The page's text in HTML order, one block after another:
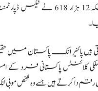
ریٹرن فائلر ہیں جبکہ 12 ہزار
پائنیر انک پاکستان میں
کلائنٹس پاکستانی فرد
رقم دا کرتے ہیں جسے وہ شخص